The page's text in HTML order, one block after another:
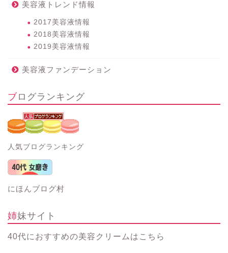
美容液トレンド情報
2017美容液情報
2018美容液情報
2019美容液情報
美容液ファンデーション
ブログランキング
人気ブログランキング
にほんブログ村
姉妹サイト
40代におすすめの美容クリームはこちら